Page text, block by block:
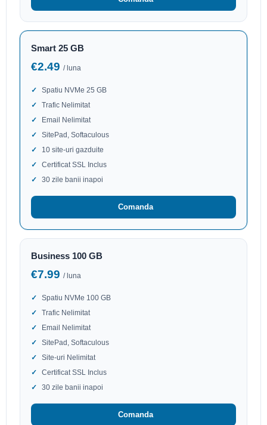
Smart 25 GB
€2.49 / luna
Spatiu NVMe 25 GB
Trafic Nelimitat
Email Nelimitat
SitePad, Softaculous
10 site-uri gazduite
Certificat SSL Inclus
30 zile banii inapoi
Comanda
Business 100 GB
€7.99 / luna
Spatiu NVMe 100 GB
Trafic Nelimitat
Email Nelimitat
SitePad, Softaculous
Site-uri Nelimitat
Certificat SSL Inclus
30 zile banii inapoi
Comanda